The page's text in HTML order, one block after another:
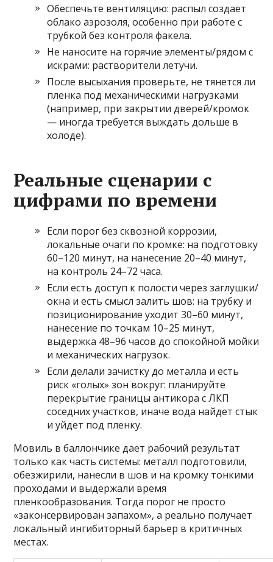
Обеспечьте вентиляцию: распыл создает
облако аэрозоля, особенно при работе с
трубкой без контроля факела.
Не наносите на горячие элементы/рядом с
искрами: растворители летучи.
После высыхания проверьте, не тянется ли
пленка под механическими нагрузками
(например, при закрытии дверей/кромок
— иногда требуется выждать дольше в
холоде).
Реальные сценарии с
цифрами по времени
Если порог без сквозной коррозии,
локальные очаги по кромке: на подготовку
60–120 минут, на нанесение 20–40 минут,
на контроль 24–72 часа.
Если есть доступ к полости через заглушки/
окна и есть смысл залить шов: на трубку и
позиционирование уходит 30–60 минут,
нанесение по точкам 10–25 минут,
выдержка 48–96 часов до спокойной мойки
и механических нагрузок.
Если делали зачистку до металла и есть
риск «голых» зон вокруг: планируйте
перекрытие границы антикора с ЛКП
соседних участков, иначе вода найдет стык
и уйдет под пленку.
Мовиль в баллончике дает рабочий результат
только как часть системы: металл подготовили,
обезжирили, нанесли в шов и на кромку тонкими
проходами и выдержали время
пленкообразования. Тогда порог не просто
«законсервирован запахом», а реально получает
локальный ингибиторный барьер в критичных
местах.